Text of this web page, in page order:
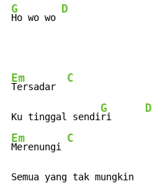
G
Ho wo wo
D
Em
Tersadar
C
Ku tinggal sendi
G
ri
D
Em
Merenungi
C
Semua yang tak